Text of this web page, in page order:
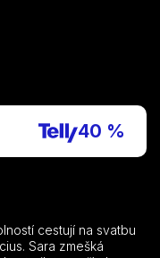
40 %
cestují na svatbu
Sara zmešká